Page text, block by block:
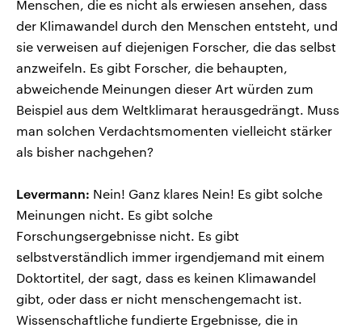
Menschen, die es nicht als erwiesen ansehen, dass
der Klimawandel durch den Menschen entsteht, und
sie verweisen auf diejenigen Forscher, die das selbst
anzweifeln. Es gibt Forscher, die behaupten,
abweichende Meinungen dieser Art würden zum
Beispiel aus dem Weltklimarat herausgedrängt. Muss
man solchen Verdachtsmomenten vielleicht stärker
als bisher nachgehen?
Levermann: Nein! Ganz klares Nein! Es gibt solche
Meinungen nicht. Es gibt solche
Forschungsergebnisse nicht. Es gibt
selbstverständlich immer irgendjemand mit einem
Doktortitel, der sagt, dass es keinen Klimawandel
gibt, oder dass er nicht menschengemacht ist.
Wissenschaftliche fundierte Ergebnisse, die in